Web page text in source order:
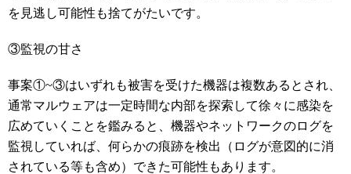
を見逃し可能性も捨てがたいです。
③監視の甘さ
事案①~③はいずれも被害を受けた機器は複数あるとされ、
通常マルウェアは一定時間な内部を探索して徐々に感染を
広めていくことを鑑みると、機器やネットワークのログを
監視していれば、何らかの痕跡を検出（ログが意図的に消
されている等も含め）できた可能性もあります。